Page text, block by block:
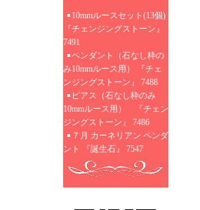
10mmルースセット(13個)
『チェンジングストーン』
7491
ペンダント（石なし枠の
み10mmルース用） 『チェ
ンジングストーン』 7488
ピアス（石なし枠のみ
10mmルース用） 『チェン
ジングストーン』 7486
７月 カーネリアン ペンダ
ント 『誕生石』 7547